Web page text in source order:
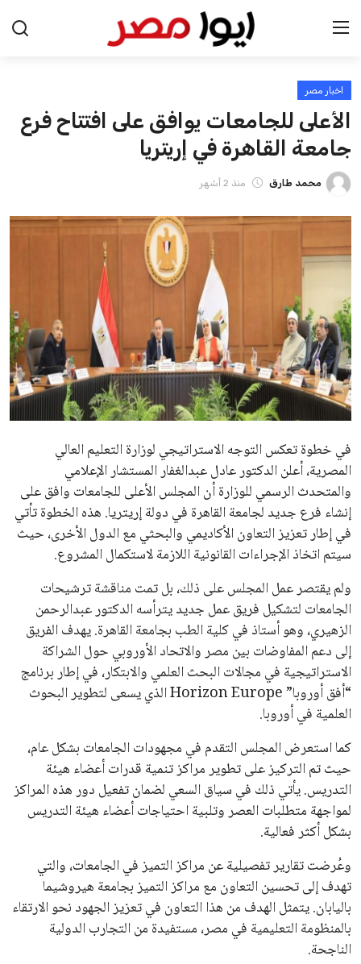
الرئيسية
اخبار مصر
عرب وعالم
اقتصاد
اخبار الرياضة
منوعات
فن وثقافة
علوم وتكنولوجيا
المرأة والجمال
حوادث
محافظات
اخبار مصر
الأعلى للجامعات يوافق على افتتاح فرع
جامعة القاهرة في إريتريا
محمد طارق منذ 2 أشهر
في خطوة تعكس التوجه الاستراتيجي لوزارة التعليم العالي
المصرية، أعلن الدكتور عادل عبدالغفار المستشار الإعلامي
والمتحدث الرسمي للوزارة أن المجلس الأعلى للجامعات وافق على
إنشاء فرع جديد لجامعة القاهرة في دولة إريتريا. هذه الخطوة تأتي
في إطار تعزيز التعاون الأكاديمي والبحثي مع الدول الأخرى، حيث
سيتم اتخاذ الإجراءات القانونية اللازمة لاستكمال المشروع.
ولم يقتصر عمل المجلس على ذلك، بل تمت مناقشة ترشيحات
الجامعات لتشكيل فريق عمل جديد يترأسه الدكتور عبدالرحمن
الزهيري، وهو أستاذ في كلية الطب بجامعة القاهرة. يهدف الفريق
إلى دعم المفاوضات بين مصر والاتحاد الأوروبي حول الشراكة
الاستراتيجية في مجالات البحث العلمي والابتكار، في إطار برنامج
“أفق أوروبا” Horizon Europe الذي يسعى لتطوير البحوث
العلمية في أوروبا.
كما استعرض المجلس التقدم في مجهودات الجامعات بشكل عام،
حيث تم التركيز على تطوير مراكز تنمية قدرات أعضاء هيئة
التدريس. يأتي ذلك في سياق السعي لضمان تفعيل دور هذه المراكز
لمواجهة متطلبات العصر وتلبية احتياجات أعضاء هيئة التدريس
بشكل أكثر فعالية.
وعُرضت تقارير تفصيلية عن مراكز التميز في الجامعات، والتي
تهدف إلى تحسين التعاون مع مراكز التميز بجامعة هيروشيما
باليابان. يتمثل الهدف من هذا التعاون في تعزيز الجهود نحو الارتقاء
بالمنظومة التعليمية في مصر، مستفيدة من التجارب الدولية
الناجحة.